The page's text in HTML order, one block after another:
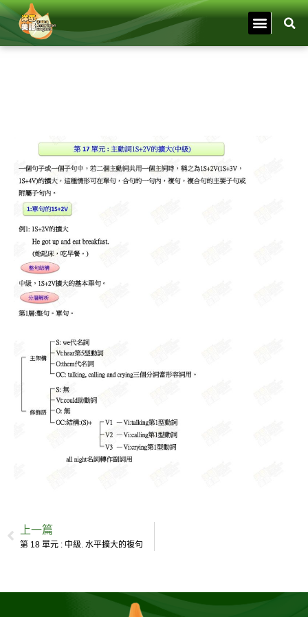
上一篇
第 18 單元 : 中級. 水平擴大的複句